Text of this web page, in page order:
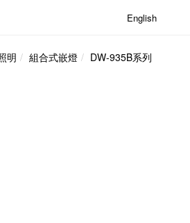
English
明 組合式嵌燈 DW-935B系列